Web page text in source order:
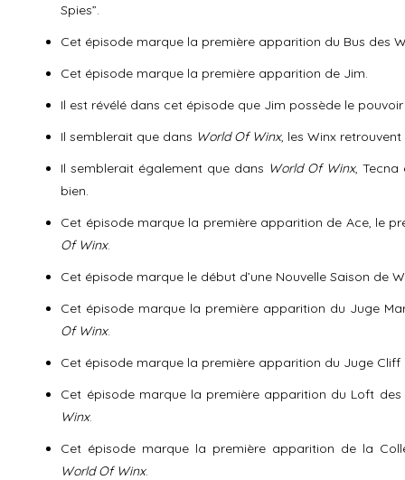
Spies”.
Cet épisode marque la première apparition du Bus des
Cet épisode marque la première apparition de Jim.
Il est révélé dans cet épisode que Jim possède le pouvoir
Il semblerait que dans World Of Winx, les Winx
Il semblerait également que dans World Of Winx, Tecna
bien.
Cet épisode marque la première apparition de Ace, le
Of Winx.
Cet épisode marque le début d’une Nouvelle Saison de
Cet épisode marque la première apparition du Juge
Of Winx.
Cet épisode marque la première apparition du Juge
Cet épisode marque la première apparition du Loft
Winx.
Cet épisode marque la première apparition de la
World Of Winx.